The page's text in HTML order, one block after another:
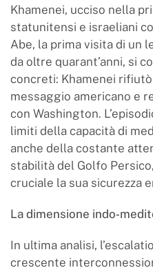
Khamenei, ucciso nella
statunitensi e israeliani
Abe, la prima visita di un
da oltre quarant’anni, si
concreti: Khamenei
messaggio americano e
con Washington.
limiti della capacità di
anche della costante
stabilità del Golfo
cruciale la sua sicurezza
La dimensione indo‑
In ultima analisi,
crescente